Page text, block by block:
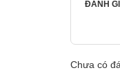
ĐÁNH
Chưa có